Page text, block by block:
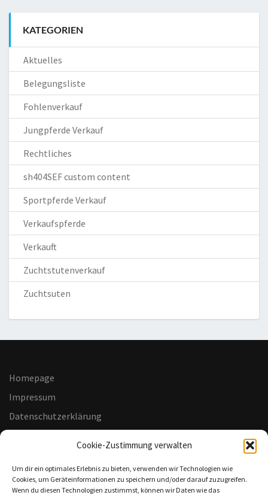
Cookie-Zustimmung verwalten
Um dir ein optimales Erlebnis zu bieten, verwenden wir Technologien wie
Cookies, um Geräteinformationen zu speichern und/oder darauf zuzugreifen.
Wenn du diesen Technologien zustimmst, können wir Daten wie das
KATEGORIEN
Aktuelles
Belegungsliste
Fohlenverkauf
Jungpferde Verkauf
Rechtliches
sh404SEF custom content
Sportpferde Verkauf
Verkaufspferde
Verkauft
Zuchtstutenverkauf
Zuchtsuten
Homepage
Impressum
Datenschutzerklärung